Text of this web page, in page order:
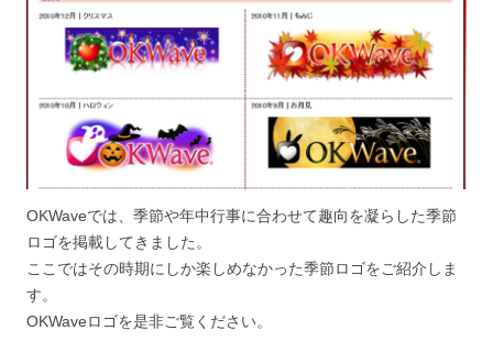
OKWaveでは、季節や年中行事に合わせて趣向を凝らした季節
ロゴを掲載してきました。
ここではその時期にしか楽しめなかった季節ロゴをご紹介しま
す。
OKWaveロゴを是非ご覧ください。